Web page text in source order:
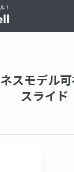
スモデル
スライド